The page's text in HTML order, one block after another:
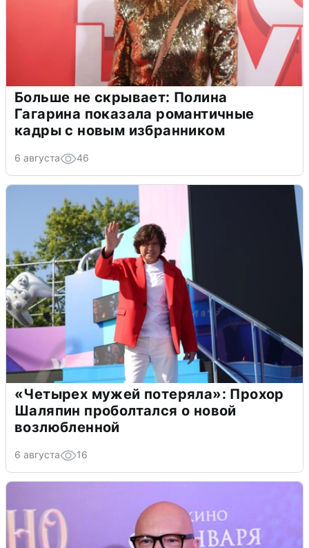
Больше не скрывает: Полина
Гагарина показала романтичные
кадры с новым избранником
6 августа 46
«Четырех мужей потеряла»: Прохор
Шаляпин проболтался о новой
возлюбленной
6 августа 16